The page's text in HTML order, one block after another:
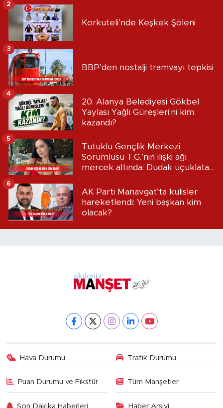
Korkuteli’nde Keşkek Şöleni
2
BBP’den nostalji tramvayı tepkisi
3
20. Alanya Belediyesi Gökbel
Yaylası Yağlı Güreşleri'ni kim
kazandı?
4
Tutuklu Gençlik Merkezi
Sorumlusu T.G.’nin ilişki ağı
mercek altında: Dudak uçuklatan
5
AK Parti Manavgat’ta kulisler
hareketlendi: Yeni başkan kim
olacak?
6
Hava Durumu Trafik Durumu
Puan Durumu ve Fikstür Tüm Manşetler
Son Dakika Haberleri Haber Arşivi